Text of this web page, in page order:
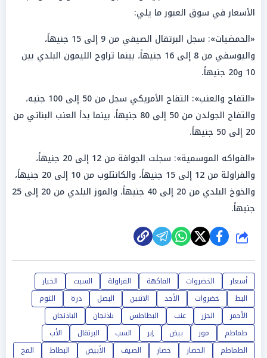
الأسعار في سوق العبور ما يلي:
«الحمضيات»: سجل البرتقال الصيفي من 9 إلى 15 جنيهاً،
واليوسفي من 8 إلى 16 جنيهاً، بينما تراوح الليمون البلدي بين
10 و20 جنيهاً.
«التفاح والعنب»: التفاح الأمريكي سجل من 50 إلى 100 جنيه،
والتفاح الجولدن من 50 إلى 80 جنيهاً، بينما بدأ العنب البناتي من
20 إلى 50 جنيهاً.
«الفواكه الموسمية»: سجلت الجوافة من 12 إلى 20 جنيهاً،
والفراولة من 12 إلى 15 جنيهاً، والكانتلوب من 10 إلى 20 جنيهاً،
والخوخ البلدي من 20 إلى 40 جنيهاً، والموز البلدي من 20 إلى 25
جنيهاً.
شارك
أسعار الخضروات الفاكهة الفراولة السبت
الخيار
البط
خضروات الأحد الاثنين البصل درة
الثوم
الأحمر
الجزر عنب البطاطس باذنجان
الباذنجان
طماطم
موز بيض إبر السب البرتقال
الأب
الطماطم
الخضار خضار الصيف الأبيض البطاط
المخ